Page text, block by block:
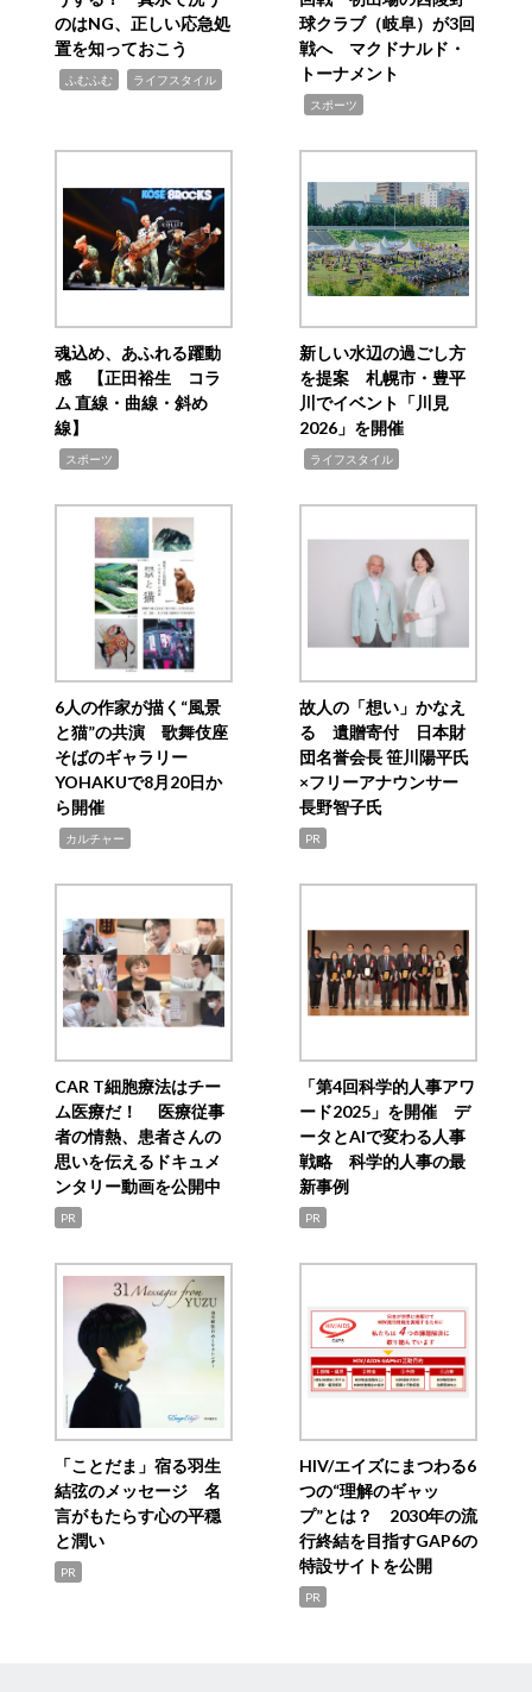
のはNG、正しい応急処
置を知っておこう
ふむふむ ライフスタイル
球クラブ（岐阜）が3回
戦へ マクドナルド・
トーナメント
スポーツ
魂込め、あふれる躍動
感 【正田裕生 コラ
ム 直線・曲線・斜め
線】
スポーツ
新しい水辺の過ごし方
を提案 札幌市・豊平
川でイベント「川見
2026」を開催
ライフスタイル
6人の作家が描く“風景
と猫”の共演 歌舞伎座
そばのギャラリー
YOHAKUで8月20日か
ら開催
カルチャー
故人の「想い」かなえ
る 遺贈寄付 日本財
団名誉会長 笹川陽平氏
×フリーアナウンサー
長野智子氏
PR
CAR T細胞療法はチー
ム医療だ！ 医療従事
者の情熱、患者さんの
思いを伝えるドキュメ
ンタリー動画を公開中
PR
「第4回科学的人事アワ
ード2025」を開催 デ
ータとAIで変わる人事
戦略 科学的人事の最
新事例
PR
「ことだま」宿る羽生
結弦のメッセージ 名
言がもたらす心の平穏
と潤い
PR
HIV/エイズにまつわる6
つの“理解のギャッ
プ”とは？ 2030年の流
行終結を目指すGAP6の
特設サイトを公開
PR